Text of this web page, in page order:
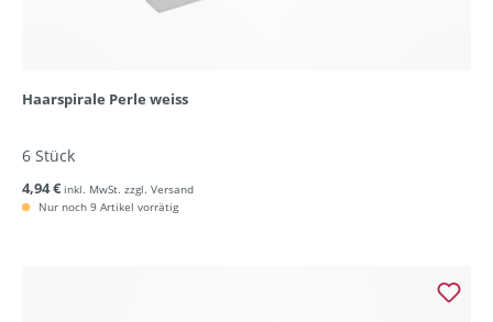
Haarspirale Perle weiss
6 Stück
4,94 € inkl. MwSt. zzgl. Versand
Nur noch 9 Artikel vorrätig